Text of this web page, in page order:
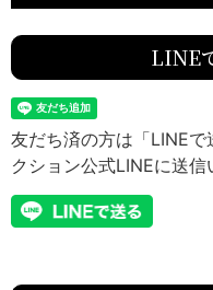
LINE
友だち済の方は「LINE
クション公式LINEに送信